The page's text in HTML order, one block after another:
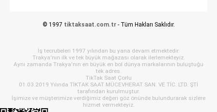
© 1997 tiktaksaat.com.tr - Tüm Hakları Saklıdır.
İş tecrubeleri 1997 yılından bu yana devam etmektedir.
Trakya'nın ilk ve tek büyük mağazası olarak ilerlemekteyiz.
Aynı zamanda Trakya'nın en büyük en bol dünya markalarının buluştuğu
tek adres.
TikTak Saat Çorlu
01.03.2019 Yılında TİKTAK SAAT MÜCEVHERAT SAN. VE TİC. LTD. ŞTİ
tarafından kurulmuştur.
İşimize ve müşterimize verdiğimiz değeri göz önünde bulundurarak sizlere
hizmet vermekteyiz.